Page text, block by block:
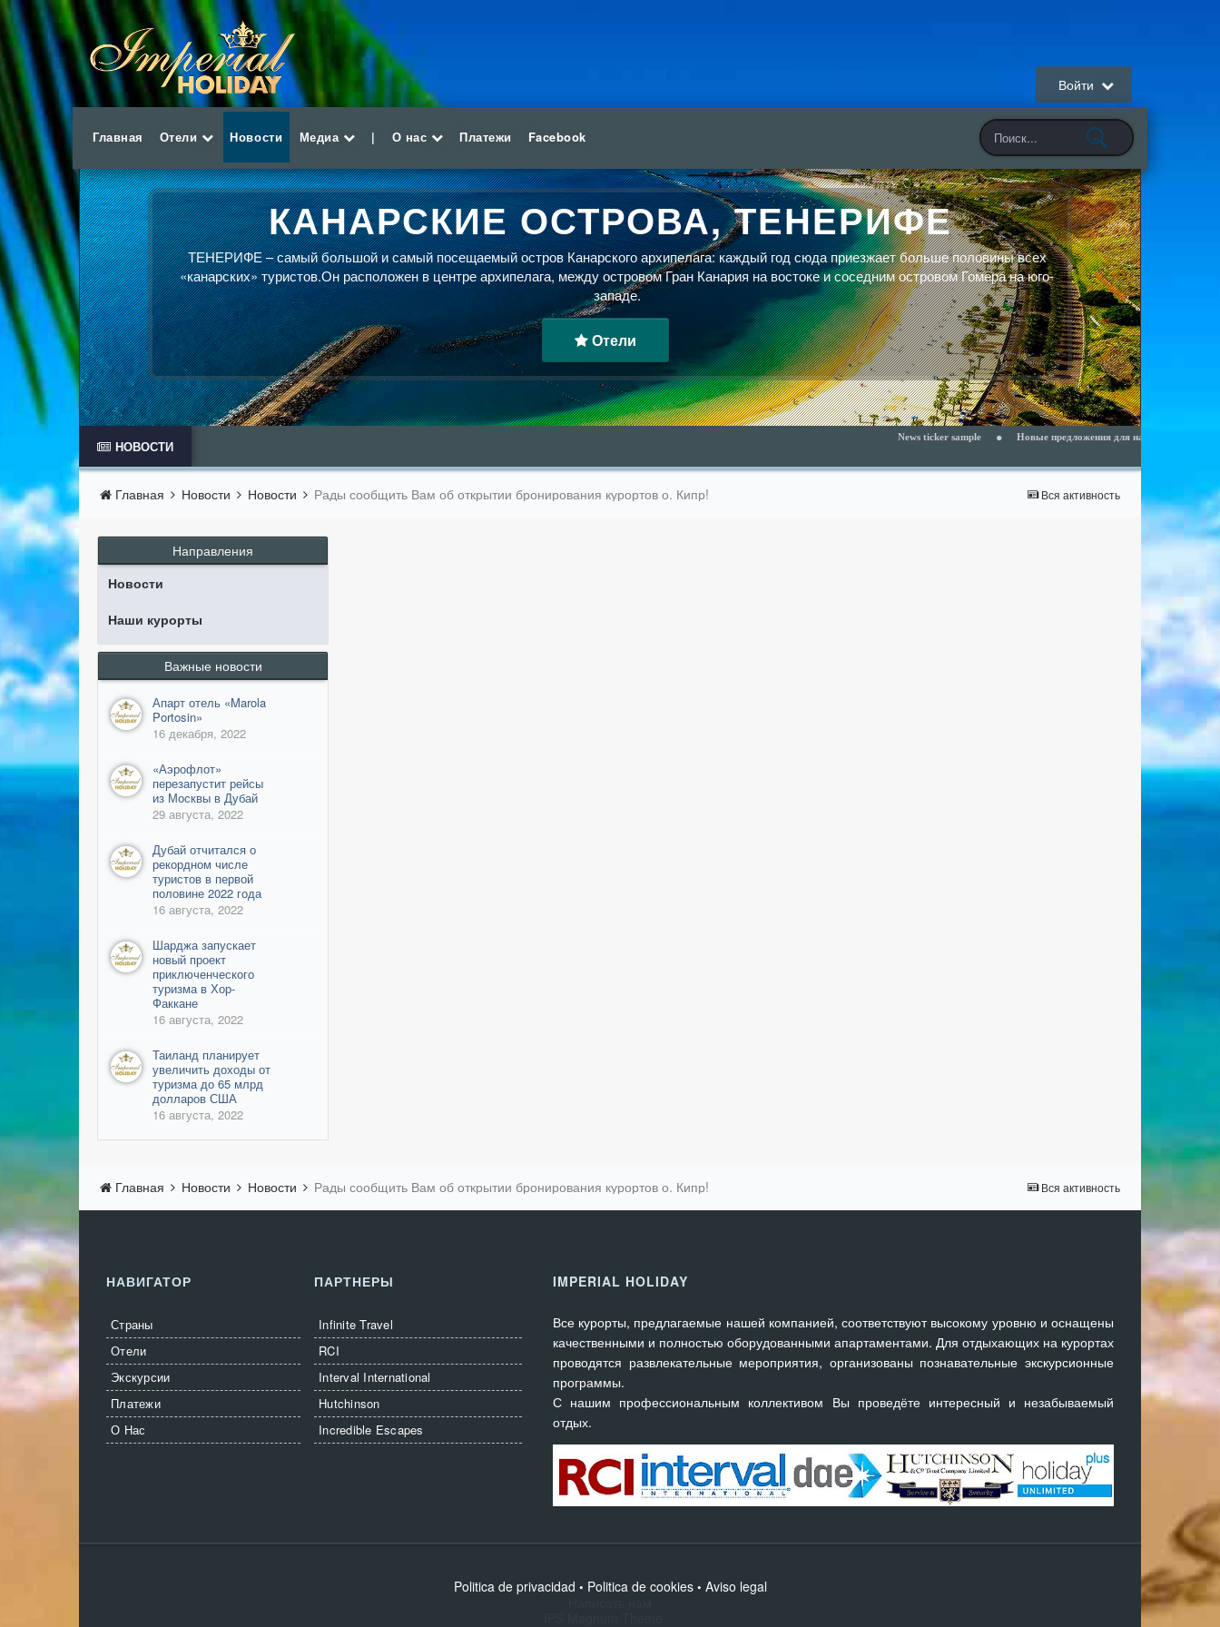
Войти
Главная Отели Новости Медиа | О нас Платежи Facebook
КАНАРСКИЕ ОСТРОВА, ТЕНЕРИФЕ
ТЕНЕРИФЕ – самый большой и самый посещаемый остров Канарского архипелага: каждый год сюда приезжает больше половины всех
«канарских» туристов.Он расположен в центре архипелага, между островом Гран Канария на востоке и соседним островом Гомера на юго-
западе.
Отели
НОВОСТИ
News ticker sample Новые предложения для наших клиентов - читайте
Вся активность
Главная Новости Новости Рады сообщить Вам об открытии бронирования курортов о. Кипр!
Направления
Новости
Наши курорты
Важные новости
Апарт отель «Marola
Portosin»
16 декабря, 2022
​«Аэрофлот»
перезапустит рейсы
из Москвы в Дубай
29 августа, 2022
Дубай отчитался о
рекордном числе
туристов в первой
половине 2022 года
16 августа, 2022
Шарджа запускает
новый проект
приключенческого
туризма в Хор-
Факкане
16 августа, 2022
Таиланд планирует
увеличить доходы от
туризма до 65 млрд
долларов США
16 августа, 2022
Вся активность
Главная Новости Новости Рады сообщить Вам об открытии бронирования курортов о. Кипр!
НАВИГАТОР
Страны
Отели
Экскурсии
Платежи
О Нас
ПАРТНЕРЫ
Infinite Travel
RCI
Interval International
Hutchinson
Incredible Escapes
IMPERIAL HOLIDAY
Все курорты, предлагаемые нашей компанией, соответствуют высокому уровню и оснащены
качественными и полностью оборудованными апартаментами. Для отдыхающих на курортах
проводятся развлекательные мероприятия, организованы познавательные экскурсионные
программы.
С нашим профессиональным коллективом Вы проведёте интересный и незабываемый
отдых.
Politica de privacidad • Politica de cookies• Aviso legal